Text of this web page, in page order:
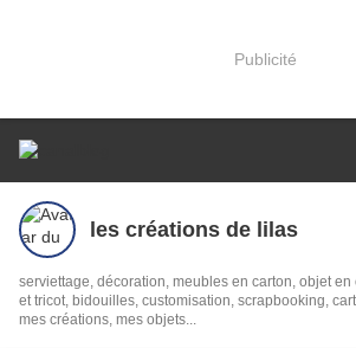
Publicité
les créations de lilas
serviettage, décoration, meubles en carton, objet en
et tricot, bidouilles, customisation, scrapbooking,
mes créations, mes objets...